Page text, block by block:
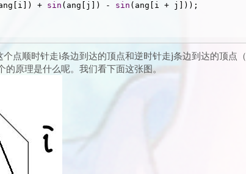
+ sin (ang[j]) - sin (ang[i + j]));
点顺时针走i条边到达的顶点和逆时针走j条边到达的顶点
原理是什么呢。我们看下面这张图。